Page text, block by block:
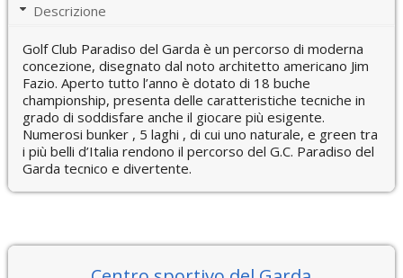
Descrizione
Golf Club Paradiso del Garda è un percorso di moderna
concezione, disegnato dal noto architetto americano Jim
Fazio. Aperto tutto l’anno è dotato di 18 buche
championship, presenta delle caratteristiche tecniche in
grado di soddisfare anche il giocare più esigente.
Numerosi bunker , 5 laghi , di cui uno naturale, e green tra
i più belli d’Italia rendono il percorso del G.C. Paradiso del
Garda tecnico e divertente.